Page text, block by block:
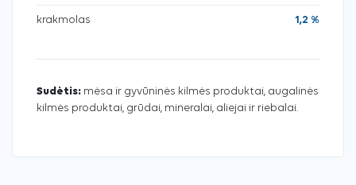
krakmolas 1,2 %
Sudėtis: mėsa ir gyvūninės kilmės produktai, augalinės
kilmės produktai, grūdai, mineralai, aliejai ir riebalai.